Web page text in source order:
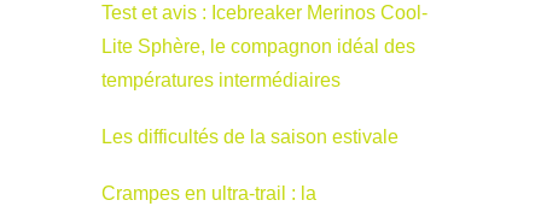
Test et avis : Icebreaker Merinos Cool-
Lite Sphère, le compagnon idéal des
températures intermédiaires
Les difficultés de la saison estivale
Crampes en ultra-trail : la